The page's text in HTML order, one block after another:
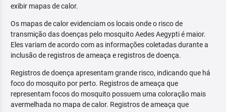
exibir mapas de calor.
Os mapas de calor evidenciam os locais onde o risco de
transmição das doenças pelo mosquito Aedes Aegypti é maior.
Eles variam de acordo com as informações coletadas durante a
inclusão de registros de ameaça e registros de doença.
Registros de doença apresentam grande risco, indicando que há
foco do mosquito por perto. Registros de ameaça que
representam focos do mosquito possuem uma coloração mais
avermelhada no mapa de calor. Registros de ameaça que